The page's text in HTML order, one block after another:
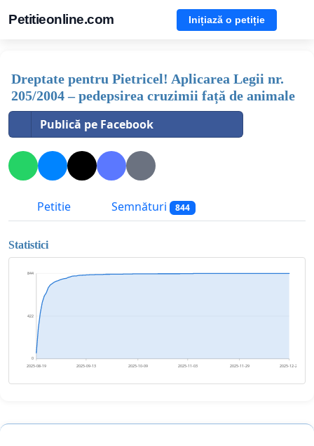
Petitieonline.com Inițiază o petiție
Dreptate pentru Pietricel! Aplicarea Legii nr.
205/2004 – pedepsirea cruzimii față de animale
Publică pe Facebook
Petitie Semnături 844
Statistici
0
422
844
2025-08-19 2025-09-13 2025-10-09 2025-11-03 2025-11-29 2025-12-24